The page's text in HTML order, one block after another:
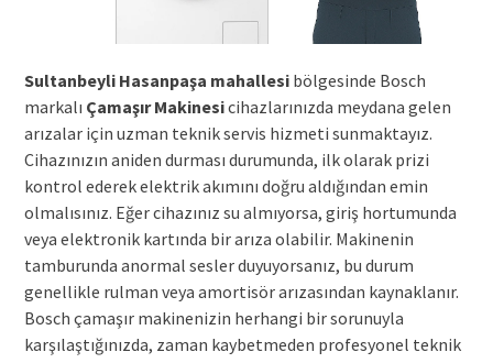
Sultanbeyli Hasanpaşa mahallesibölgesinde Bosch
markalı Çamaşır Makinesicihazlarınızda meydana gelen
arızalar için uzman teknik servis hizmeti sunmaktayız.
Cihazınızın aniden durması durumunda, ilk olarak prizi
kontrol ederek elektrik akımını doğru aldığından emin
olmalısınız. Eğer cihazınız su almıyorsa, giriş hortumunda
veya elektronik kartında bir arıza olabilir. Makinenin
tamburunda anormal sesler duyuyorsanız, bu durum
genellikle rulman veya amortisör arızasından kaynaklanır.
Bosch çamaşır makinenizin herhangi bir sorunuyla
karşılaştığınızda, zaman kaybetmeden profesyonel teknik